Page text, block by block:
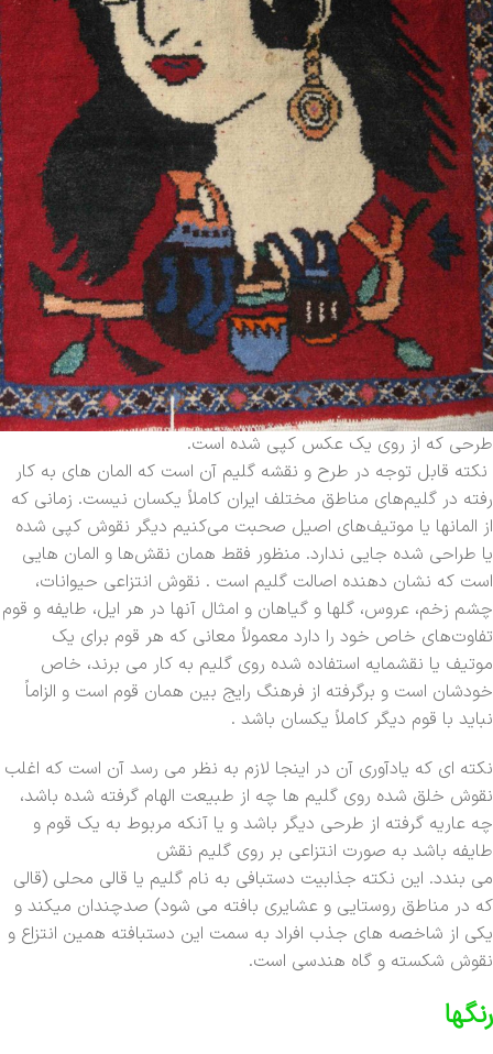
طرحی که از روی یک عکس کپی شده است.
نکته قابل توجه در طرح و نقشه گلیم آن است که المان های به کار
رفته در گلیم‌های مناطق مختلف ایران کاملاً یکسان نیست. زمانی که
از المانها یا موتیف‌های اصیل صحبت می‌کنیم دیگر نقوش کپی شده
یا طراحی شده جایی ندارد. منظور فقط همان نقش‌ها و المان هایی
است که نشان دهنده اصالت گلیم است . نقوش انتزاعی حیوانات،
چشم زخم، عروس، گلها و گیاهان و امثال آنها در هر ایل، طایفه و قوم
تفاوت‌های خاص خود را دارد معمولاً معانی که هر قوم برای یک
موتیف یا نقشمایه استفاده شده روی گلیم به کار می برند، خاص
خودشان است و برگرفته از فرهنگ رایج بین همان قوم است و الزاماً
نباید با قوم دیگر کاملاً یکسان باشد .
نکته ای که یادآوری آن در اینجا لازم به نظر می رسد آن است که اغلب
نقوش خلق شده روی گلیم ها چه از طبیعت الهام گرفته شده باشد،
چه عاریه گرفته از طرحی دیگر باشد و یا آنکه مربوط به یک قوم و
طایفه باشد به صورت انتزاعی بر روی گلیم نقش
می بندد. این نکته جذابیت دستبافی به نام گلیم یا قالی محلی (قالی
که در مناطق روستایی و عشایری بافته می شود) صدچندان میکند و
یکی از شاخصه های جذب افراد به سمت این دستبافته همین انتزاع و
نقوش شکسته و گاه هندسی است.
رنگها